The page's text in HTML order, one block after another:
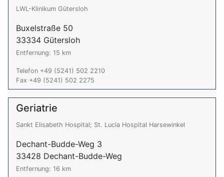
LWL-Klinikum Gütersloh
Buxelstraße 50
33334 Gütersloh
Entfernung: 15 km
Telefon +49 (5241) 502 2210
Fax +49 (5241) 502 2275
Geriatrie
Sankt Elisabeth Hospital; St. Lucia Hospital Harsewinkel
Dechant-Budde-Weg 3
33428 Dechant-Budde-Weg
Entfernung: 16 km